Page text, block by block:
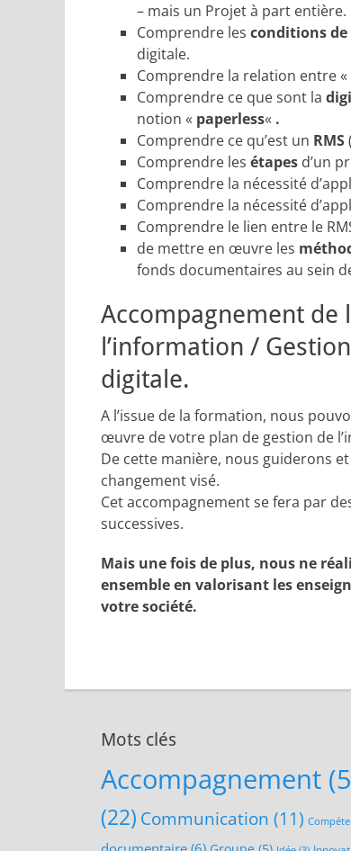
– mais un Projet à part entière.
Comprendre les conditions de
digitale.
Comprendre la relation entre «
Comprendre ce que sont la
notion « paperless« .
Comprendre ce qu’est un RMS
Comprendre les étapes d’un
Comprendre la nécessité
Comprendre la nécessité
Comprendre le lien entre le
de mettre en œuvre les
fonds documentaires au sein
Accompagnement de
l’information /
digitale.
A l’issue de la formation, nous
œuvre de votre plan de gestion de
De cette manière, nous guiderons
changement visé.
Cet accompagnement se fera par
successives.
Mais une fois de plus, nous ne
ensemble en valorisant les
votre société.
Mots clés
Accompagnement
(22) Communication (11)